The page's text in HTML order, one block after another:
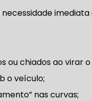
HIDRÁULICA
ou chiados ao virar
o veículo;
nas curvas;